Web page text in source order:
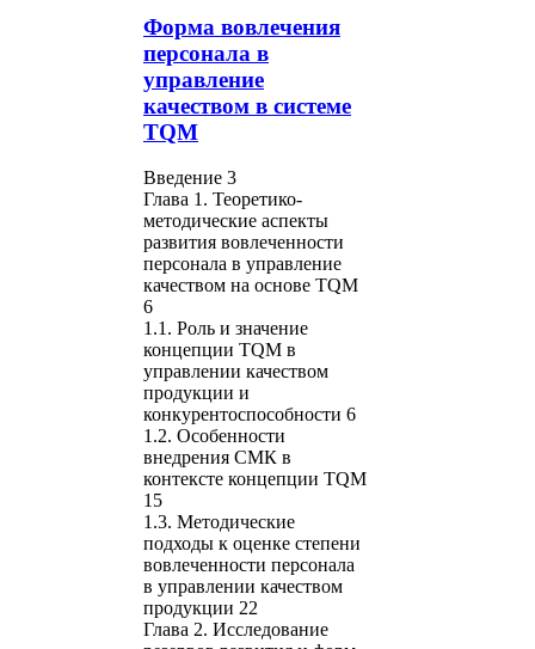
Форма вовлечения
персонала в
управление
качеством в системе
TQM
Введение 3
Глава 1. Теоретико-
методические аспекты
развития вовлеченности
персонала в управление
качеством на основе TQM
6
1.1. Роль и значение
концепции TQM в
управлении качеством
продукции и
конкурентоспособности 6
1.2. Особенности
внедрения СМК в
контексте концепции TQM
15
1.3. Методические
подходы к оценке степени
вовлеченности персонала
в управлении качеством
продукции 22
Глава 2. Исследование